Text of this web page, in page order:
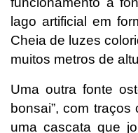
lago artificial em
Cheia de luzes
muitos metros de
Uma outra fonte
bonsai”, com
uma cascata que